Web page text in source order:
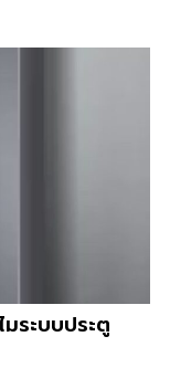
ระบบประตู